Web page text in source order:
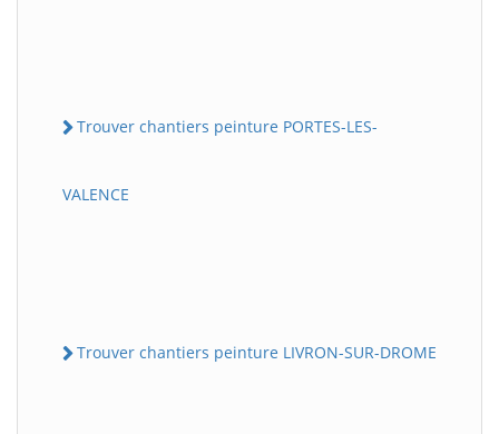
Trouver chantiers peinture PORTES-LES-
VALENCE
Trouver chantiers peinture LIVRON-SUR-DROME